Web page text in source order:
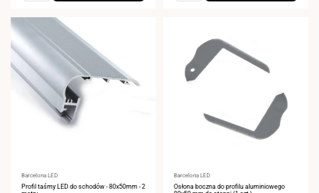
Dostawca:
Barcelona LED
Profil taśmy LED do schodów - 80x50mm - 2
Dostawca:
Barcelona LED
Osłona boczna do profilu aluminiowego